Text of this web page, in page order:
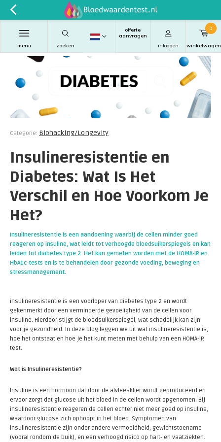
zoeken
offerte
aanvragen
inloggen
menu winkelwagen
0
Categorie: Biohacking/Longevity
Insulineresistentie en
Diabetes: Wat Is Het
Verschil en Hoe Voorkom Je
Het?
Insulineresistentie is een aandoening waarbij de cellen minder goed
reageren op insuline, wat leidt tot verhoogde bloedsuikerspiegels en kan
leiden tot diabetes type 2. Het kan gemeten worden met de HOMA-IR en
HbA1c-tests en is te behandelen door gezonde voeding, beweging en
stressmanagement.
insulineresistentie is een voorloper van diabetes type 2 en wordt
gekenmerkt door een verminderde gevoeligheid van de cellen voor
insuline. Hierdoor stijgt de bloedsuikerspiegel, wat schadelijk kan zijn
voor je gezondheid. In deze blog leggen we uit wat insulineresistentie is,
hoe het ontstaat en hoe je het kunt meten met behulp van een HOMA-IR
test.
Wat is Insulineresistentie?
Insuline is een hormoon dat door de alvleesklier wordt geproduceerd en
ervoor zorgt dat glucose uit het bloed in de cellen wordt opgenomen. Bij
insulineresistentie reageren de cellen echter niet meer goed op insuline,
waardoor glucose zich ophoopt in het bloed. Symptomen van
insulineresistentie zijn onder andere vermoeidheid, gewichtstoename
(vooral rondom de buik), en een verhoogd risico op hart- en vaatziekten.